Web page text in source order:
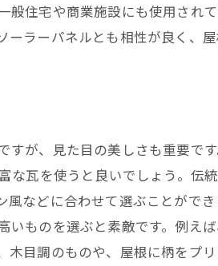
住宅や商業施設にも使用され
ラーパネルとも相性が良く、
が、見た目の美しさも重要で
な瓦を使うと良いでしょう。伝
などに合わせて選ぶことがで
ものを選ぶと素敵です。例え
目調のものや、屋根に柄をプ